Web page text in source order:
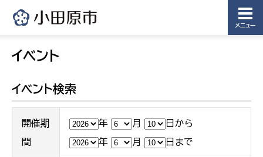
メニュー
イベント
イベント検索
開催期
間
年 月
日から
年
月 日まで